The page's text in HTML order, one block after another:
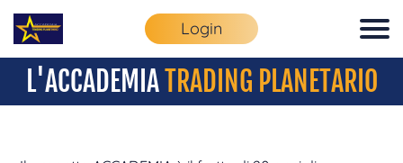
Login
L'ACCADEMIATRADING PLANETARIO